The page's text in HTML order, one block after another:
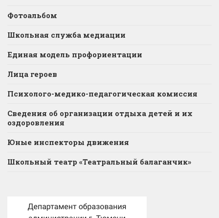
Фотоальбом
Школьная служба медиации
Единая модель профориентации
Лица героев
Психолого-медико-педагогическая комиссия
Сведения об организации отдыха детей и их
оздоровления
Юные инспекторы движения
Школьный театр «Театральный балаганчик»